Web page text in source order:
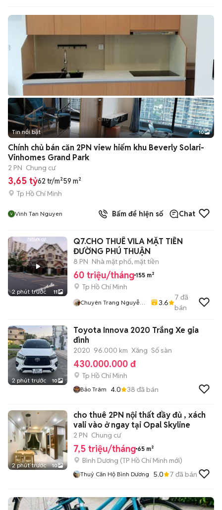
+2
Tin nổi bật 10
Chính chủ bán căn 2PN view hiếm khu Beverly Solari-
Vinhomes Grand Park
2 PN Chung cư
3,65 tỷ62 tr/m²59 m²
Tp Hồ Chí Minh
Vinh Tan Nguyen Bấm để hiện số Chat
2 phút trước 11
Q7.CHO THUÊ VILA MẶT TIỀN
ĐƯỜNG PHÚ THUẬN
8 PN Nhà mặt phố, mặt tiền
60 triệu/tháng 155 m²
Tp Hồ Chí Minh
Chuyên Trang Nguyễn
3.6
7 đã
bán
2 phút trước 10
Toyota Innova 2020 Trắng Xe gia
đình
2020 96.000 km Xăng Số sàn
430.000.000 đ
Tp Hồ Chí Minh
Bảo Trâm 4.0 38 đã bán
2 phút trước 10
cho thuê 2PN nội thất đầy đủ , xách
vali vào ở ngay tại Opal Skyline
2 PN Chung cư
7,5 triệu/tháng 65 m²
Bình Dương (TP Hồ Chí Minh mới)
Thuỷ Căn Hộ Bình Dương 5.0 7 đã bán